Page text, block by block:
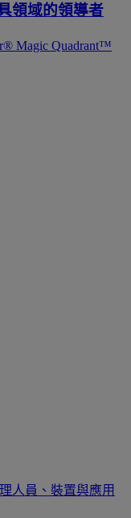
領域的領導者
Magic Quadrant™
人員、裝置與應用